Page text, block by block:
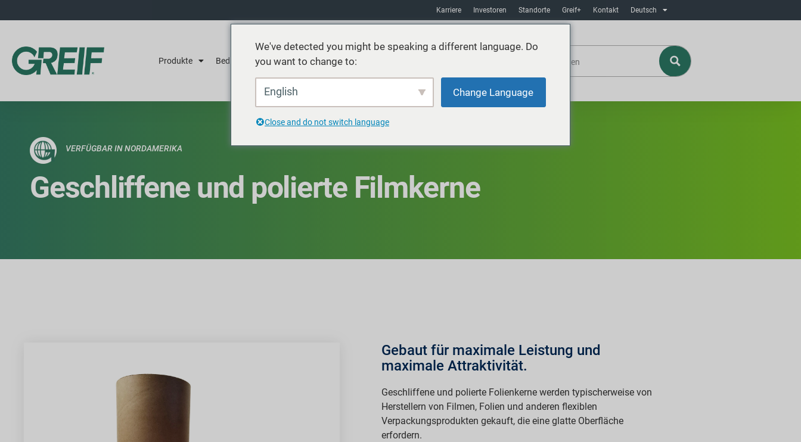
Karriere Investoren Standorte Greif+ Kontakt Deutsch
Produkte Bedienung Nachhaltigkeit Absatzmarkt
VERFÜGBAR IN NORDAMERIKA
Geschliffene und polierte Filmkerne
Gebaut für maximale Leistung und
maximale Attraktivität.
Geschliffene und polierte Folienkerne werden typischerweise von
Herstellern von Filmen, Folien und anderen flexiblen
Verpackungsprodukten gekauft, die eine glatte Oberfläche
erfordern.
We've detected you might be speaking a different language. Do
you want to change to:
English Change Language
Close and do not switch language